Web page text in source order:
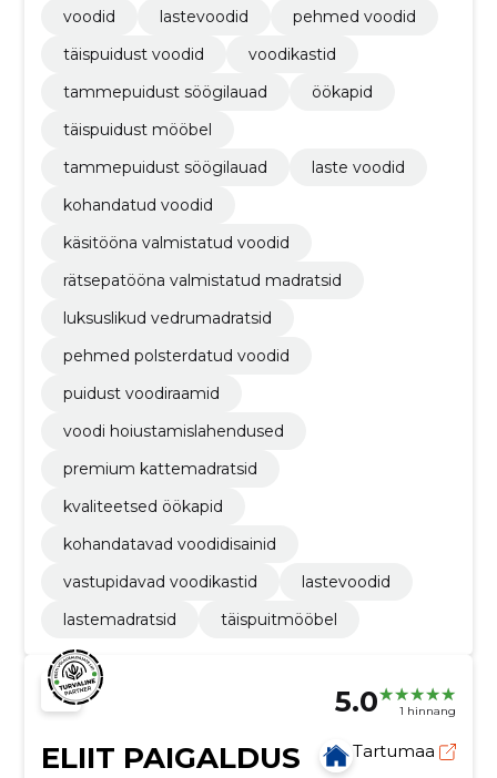
voodid
lastevoodid
pehmed voodid
täispuidust voodid
voodikastid
tammepuidust söögilauad
öökapid
täispuidust mööbel
tammepuidust söögilauad
laste voodid
kohandatud voodid
käsitööna valmistatud voodid
rätsepatööna valmistatud madratsid
luksuslikud vedrumadratsid
pehmed polsterdatud voodid
puidust voodiraamid
voodi hoiustamislahendused
premium kattemadratsid
kvaliteetsed öökapid
kohandatavad voodidisainid
vastupidavad voodikastid
lastevoodid
lastemadratsid
täispuitmööbel
5.0 1 hinnang
ELIIT PAIGALDUS
Tartumaa